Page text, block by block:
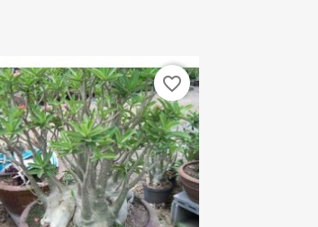
favorite_border